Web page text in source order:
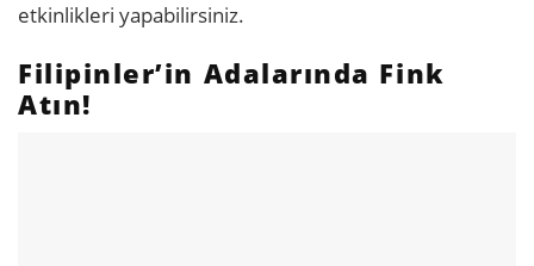
etkinlikleri yapabilirsiniz.
Filipinler’in Adalarında Fink
Atın!